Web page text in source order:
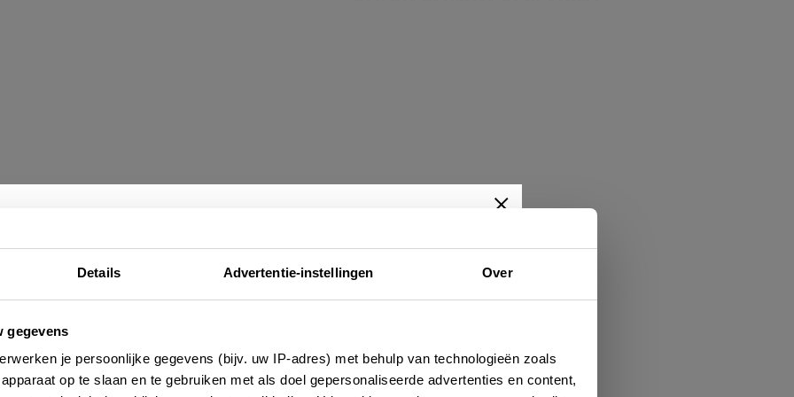
Details Advertentie-instellingen Over
gegevens
je persoonlijke gegevens (bijv. uw IP-adres) met behulp van technologieën zoals
op te slaan en te gebruiken met als doel gepersonaliseerde advertenties en content,
de sfeer en de voorzieningen. Deze gastvrije
en werkten voor diverse reisorganisaties
zijn harde werkers die er oprecht van genieten
Nieuwsbrief
adressen en inspirerende tips voor Frankrijk? Meld je dan
aan voor onze 2-wekelijkse nieuwsbrief. Zo gedaan!